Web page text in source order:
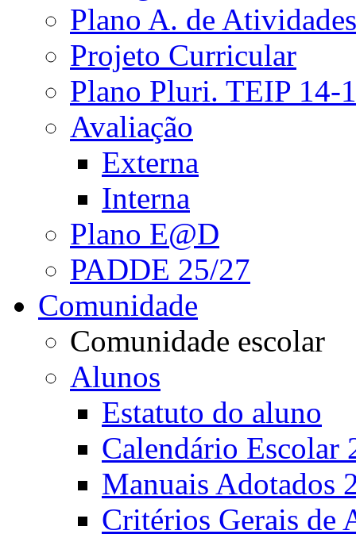
Plano A. de Atividades
Projeto Curricular
Plano Pluri. TEIP 14-
Avaliação
Externa
Interna
Plano E@D
PADDE 25/27
Comunidade
Comunidade escolar
Alunos
Estatuto do aluno
Calendário Escolar
Manuais Adotados
Critérios Gerais de